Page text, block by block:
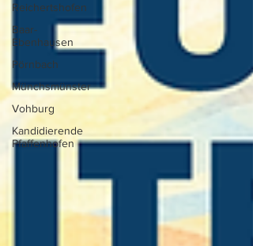
Reichertshofen
Baar-
Ebenhausen
Pörnbach
Münchsmünster
Vohburg
Kandidierende
Pfaffenhofen